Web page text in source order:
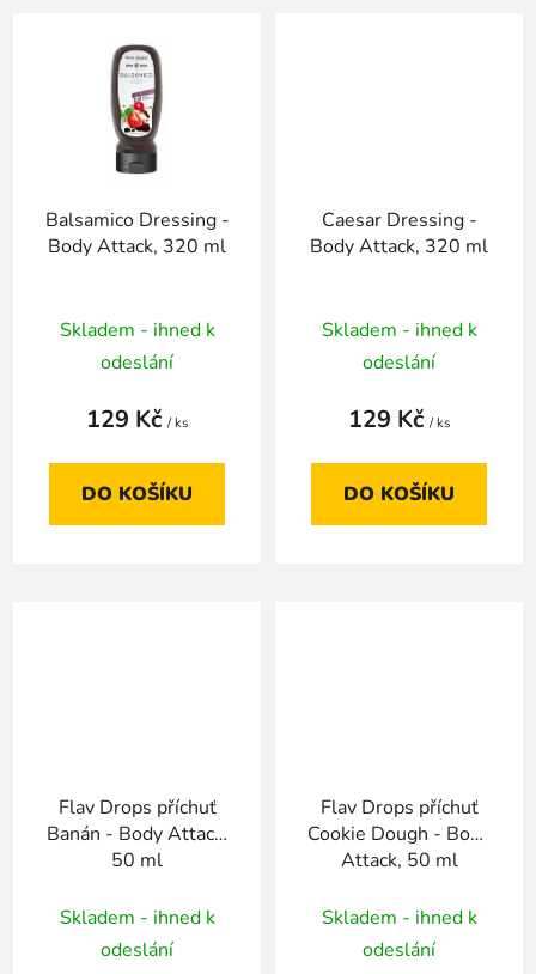
Balsamico Dressing -
Body Attack, 320 ml
Skladem - ihned k
odeslání
129 Kč / ks
DO KOŠÍKU
Caesar Dressing -
Body Attack, 320 ml
Skladem - ihned k
odeslání
129 Kč / ks
DO KOŠÍKU
Flav Drops příchuť
Banán - Body Attack,
50 ml
Skladem - ihned k
odeslání
Flav Drops příchuť
Cookie Dough - Body
Attack, 50 ml
Skladem - ihned k
odeslání